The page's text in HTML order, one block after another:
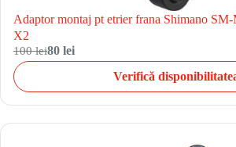
Adaptor montaj pt etrier frana Shimano
X2
100 lei80 lei
Verifică